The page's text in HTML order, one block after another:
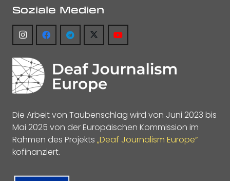
Soziale Medien
Die Arbeit von Taubenschlag wird von Juni 2023 bis
Mai 2025 von der Europäischen Kommission im
Rahmen des Projekts „Deaf Journalism Europe“
kofinanziert.